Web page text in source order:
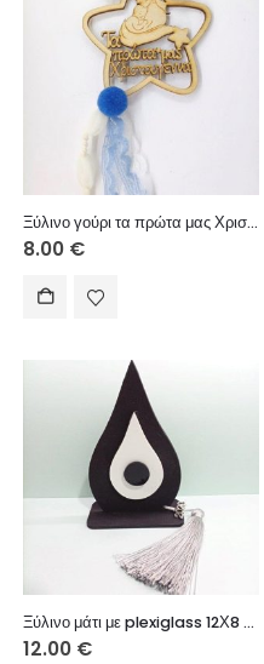
Ξύλινο γούρι τα πρώτα μας Χριστούγεννα, αγόρι 10 εκ.
8.00 €
Ξύλινο μάτι με plexiglass 12Χ8 εκ.
12.00 €